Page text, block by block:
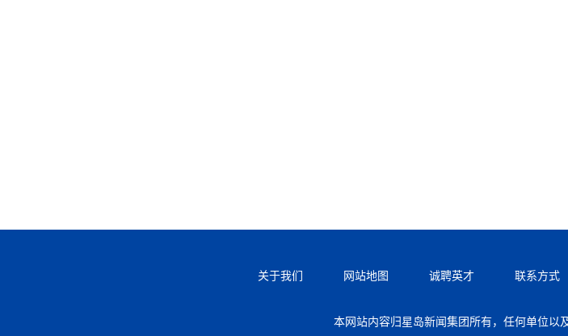
关于我们 网站地图 诚聘英才 联系方式
本网站内容归星岛新闻集团所有，任何单位以